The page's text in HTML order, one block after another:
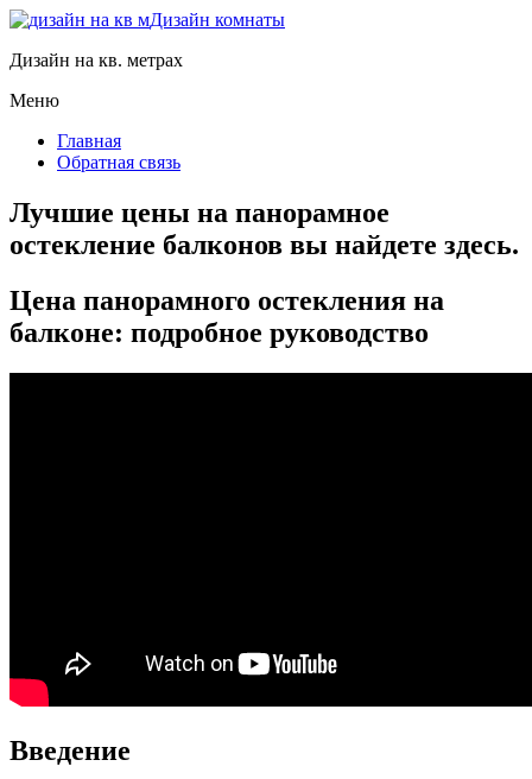
Дизайн комнаты
Дизайн на кв. метрах
Меню
Главная
Обратная связь
Лучшие цены на панорамное
остекление балконов вы найдете здесь.
Цена панорамного остекления на
балконе: подробное руководство
Введение